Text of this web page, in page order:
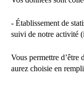
- Établissement de
suivi de notre activité
Vous permettre
aurez choisie en